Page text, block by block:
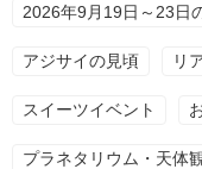
2026年9月19日～23日
アジサイの見頃 リ
スイーツイベント
プラネタリウム・天体